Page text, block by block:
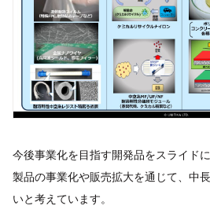
今後事業化を目指す開発品をスライド
製品の事業化や販売拡大を通じて、中
いと考えています。